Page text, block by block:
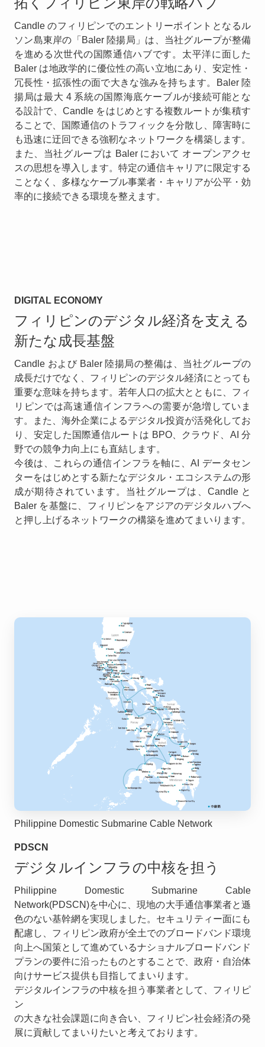
Candle のフィリピンでのエントリーポイントとなるル
ソン島東岸の「Baler 陸揚局」は、当社グループが整備
を進める次世代の国際通信ハブです。太平洋に面した
Baler は地政学的に優位性の高い立地にあり、安定性・
冗長性・拡張性の面で大きな強みを持ちます。Baler 陸
揚局は最大 4 系統の国際海底ケーブルが接続可能とな
る設計で、Candle をはじめとする複数ルートが集積す
ることで、国際通信のトラフィックを分散し、障害時に
も迅速に迂回できる強靭なネットワークを構築します。
また、当社グループは Baler において オープンアクセ
スの思想を導入します。特定の通信キャリアに限定する
ことなく、多様なケーブル事業者・キャリアが公平・効
率的に接続できる環境を整えます。
DIGITAL ECONOMY
フィリピンのデジタル経済を支える
新たな成長基盤
Candle および Baler 陸揚局の整備は、当社グループの
成長だけでなく、フィリピンのデジタル経済にとっても
重要な意味を持ちます。若年人口の拡大とともに、フィ
リピンでは高速通信インフラへの需要が急増していま
す。また、海外企業によるデジタル投資が活発化してお
り、安定した国際通信ルートは BPO、クラウド、AI 分
野での競争力向上にも直結します。
今後は、これらの通信インフラを軸に、AI データセン
ターをはじめとする新たなデジタル・エコシステムの形
成が期待されています。当社グループは、Candle と
Baler を基盤に、フィリピンをアジアのデジタルハブへ
と押し上げるネットワークの構築を進めてまいります。
Philippine Domestic Submarine Cable Network
PDSCN
デジタルインフラの中核を担う
Philippine Domestic Submarine Cable
Network(PDSCN)を中心に、現地の大手通信事業者と遜
色のない基幹網を実現しました。セキュリティー面にも
配慮し、フィリピン政府が全土でのブロードバンド環境
向上へ国策として進めているナショナルブロードバンド
プランの要件に沿ったものとすることで、政府・自治体
向けサービス提供も目指してまいります。
デジタルインフラの中核を担う事業者として、フィリピ
ン
の大きな社会課題に向き合い、フィリピン社会経済の発
展に貢献してまいりたいと考えております。